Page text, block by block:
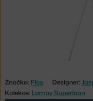
Značka: Flos Designer:
Kolekce: Lampy Superloon